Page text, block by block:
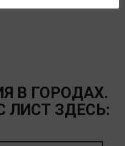
В ГОРОДАХ.
ЛИСТ ЗДЕСЬ: